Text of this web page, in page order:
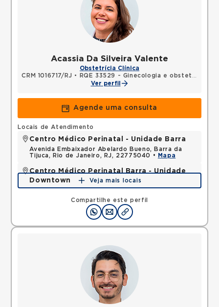
Acassia Da Silveira Valente
Obstetrícia Clínica
CRM 1016717/RJ •
RQE 33529 - Ginecologia e obstetrícia
Ver perfil
Agende uma consulta
Compartilhe este perfil
Locais de Atendimento
Centro Médico Perinatal - Unidade Barra
Avenida Embaixador Abelardo Bueno, Barra da
Tijuca, Rio de Janeiro, RJ, 22775040 •
Mapa
Centro Médico Perinatal Barra - Unidade
Downtown
Avenida das Americas, Barra da Tijuca, Rio de
Janeiro, RJ, 22640100 •
Mapa
Veja mais locais